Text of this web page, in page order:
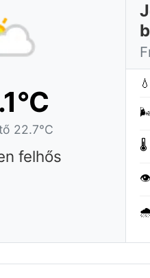
22.7°C
felhős
💧
🌡️
👁️